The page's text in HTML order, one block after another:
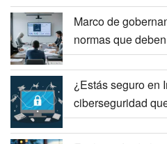
Marco de
normas que
¿Estás seguro en
ciberseguridad